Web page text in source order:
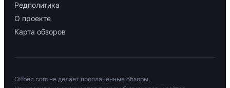
Редполитика
О проекте
Карта обзоров
Offbez.com не делает проплаченные обзоры.